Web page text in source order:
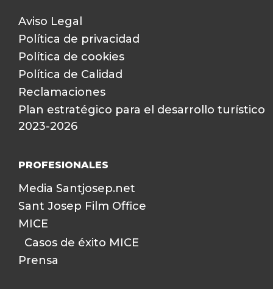
Aviso Legal
Política de privacidad
Política de cookies
Política de Calidad
Reclamaciones
Plan estratégico para el desarrollo turístico
2023-2026
PROFESIONALES
Media Santjosep.net
Sant Josep Film Office
MICE
Casos de éxito MICE
Prensa